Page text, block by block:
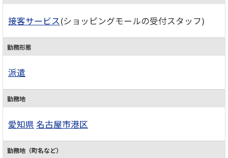
接客サービス(ショッピングモールの受付スタッフ)
勤務形態
派遣
勤務地
愛知県 名古屋市港区
勤務地（町名など）